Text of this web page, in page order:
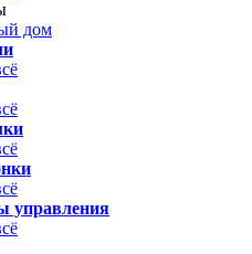
управления